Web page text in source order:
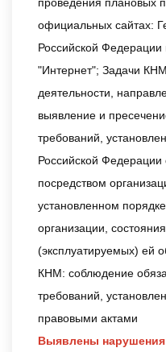
официальных сайтах:
Российской
"Интернет"; Задачи
деятельности,
выявление и
требований,
Российской Федерации
посредством
установленном
организации,
(эксплуатируемых) ей
КНМ: соблюдение
требований,
правовыми актами
Выявлены нарушения